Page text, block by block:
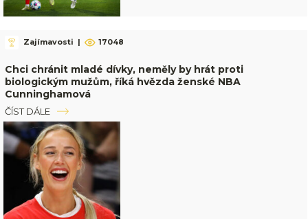
Zajímavosti | 17048
Chci chránit mladé dívky, neměly by hrát proti
biologickým mužům, říká hvězda ženské NBA
Cunninghamová
ČÍST DÁLE